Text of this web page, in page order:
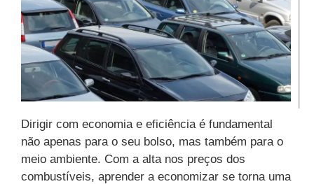
Dirigir com economia e eficiência é fundamental
não apenas para o seu bolso, mas também para o
meio ambiente. Com a alta nos preços dos
combustíveis, aprender a economizar se torna uma